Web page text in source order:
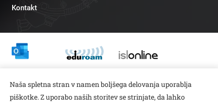
Kontakt
pr@fs.uni-lj.si
Naša spletna stran v namen boljšega delovanja uporablja
piškotke. Z uporabo naših storitev se strinjate, da lahko